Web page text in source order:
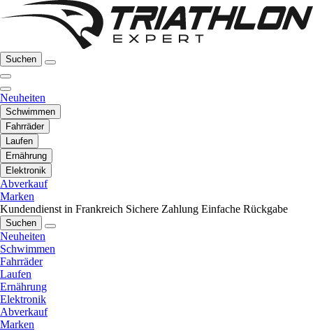
Suchen
Neuheiten
Schwimmen
Fahrräder
Laufen
Ernährung
Elektronik
Abverkauf
Marken
Kundendienst in Frankreich Sichere Zahlung Einfache Rückgabe
Suchen
Neuheiten
Schwimmen
Fahrräder
Laufen
Ernährung
Elektronik
Abverkauf
Marken